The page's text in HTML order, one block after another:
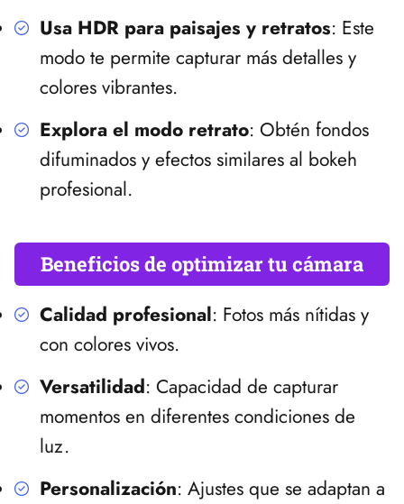
Usa HDR para paisajes y retratos: Este
modo te permite capturar más detalles y
colores vibrantes.
Explora el modo retrato: Obtén fondos
difuminados y efectos similares al bokeh
profesional.
Beneficios de optimizar tu cámara
Calidad profesional: Fotos más nítidas y
con colores vivos.
Versatilidad: Capacidad de capturar
momentos en diferentes condiciones de
luz.
Personalización: Ajustes que se adaptan a